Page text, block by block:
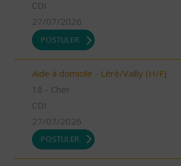
CDI
27/07/2026
POSTULER
Aide à domicile - Léré/Vailly (H/F)
18 - Cher
CDI
27/07/2026
POSTULER